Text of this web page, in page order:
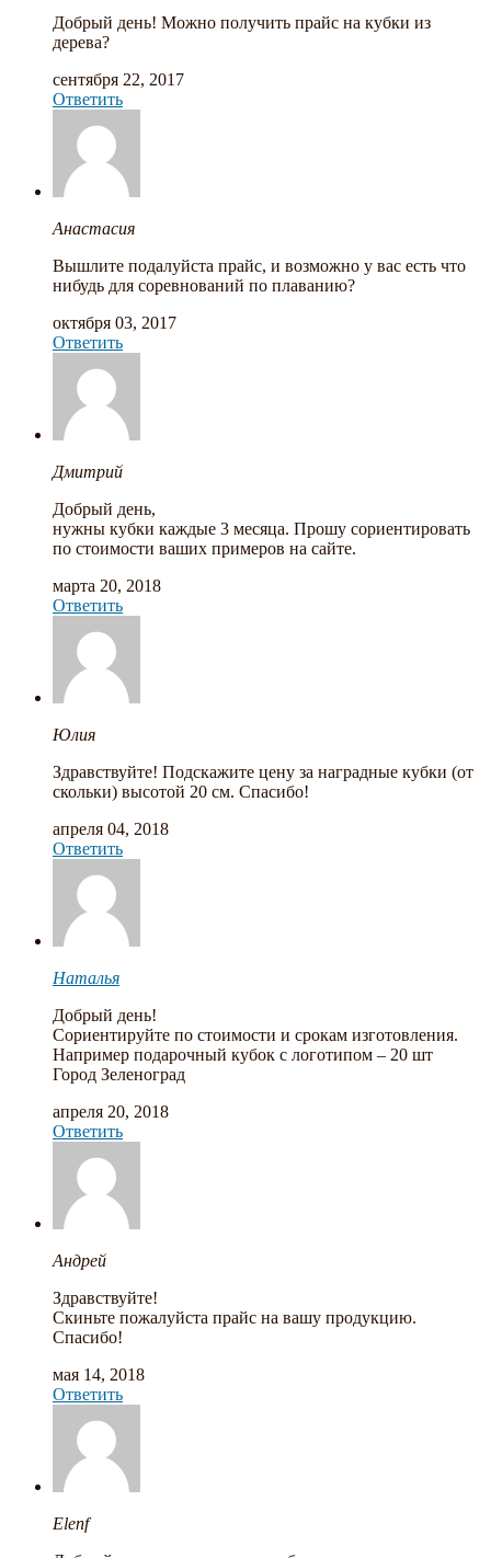
Добрый день! Можно получить прайс на кубки из
дерева?
сентября 22, 2017
Ответить
Анастасия
Вышлите подалуйста прайс, и возможно у вас есть что
нибудь для соревнований по плаванию?
октября 03, 2017
Ответить
Дмитрий
Добрый день,
нужны кубки каждые 3 месяца. Прошу сориентировать
по стоимости ваших примеров на сайте.
марта 20, 2018
Ответить
Юлия
Здравствуйте! Подскажите цену за наградные кубки (от
скольки) высотой 20 см. Спасибо!
апреля 04, 2018
Ответить
Наталья
Добрый день!
Сориентируйте по стоимости и срокам изготовления.
Например подарочный кубок с логотипом – 20 шт
Город Зеленоград
апреля 20, 2018
Ответить
Андрей
Здравствуйте!
Скиньте пожалуйста прайс на вашу продукцию.
Спасибо!
мая 14, 2018
Ответить
Elenf